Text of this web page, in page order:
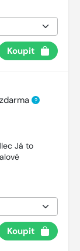
Koupit
?
Já to
Koupit